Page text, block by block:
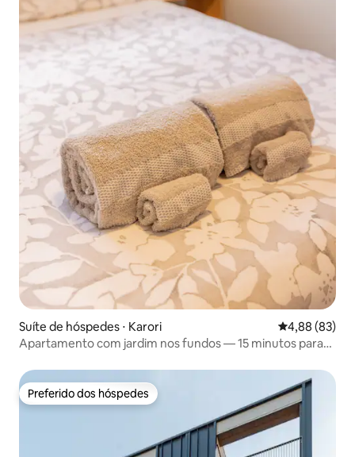
Suíte de hóspedes ⋅ Karori 4,88 de uma
4,88 (83)
Apartamento com jardim nos fundos — 15 minutos para
Preferido dos hóspedes
Preferido dos hóspedes